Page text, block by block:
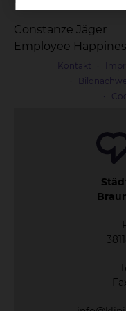
Constanze Jäger
Employee
Kontakt